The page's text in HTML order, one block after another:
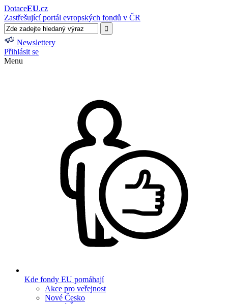
DotaceEU.cz
Zastřešující portál evropských fondů v ČR
Newslettery
Přihlásit se
Menu
Kde fondy EU pomáhají
Akce pro veřejnost
Nové Česko